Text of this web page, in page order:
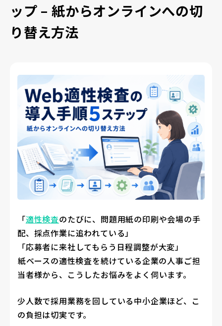
ップ – 紙からオンラインへの切
り替え方法
「適性検査のたびに、問題用紙の印刷や会場の手
配、採点作業に追われている」
「応募者に来社してもらう日程調整が大変」
――紙ベースの適性検査を続けている企業の人事ご担
当者様から、こうしたお悩みをよく伺います。
少人数で採用業務を回している中小企業ほど、こ
の負担は切実です。